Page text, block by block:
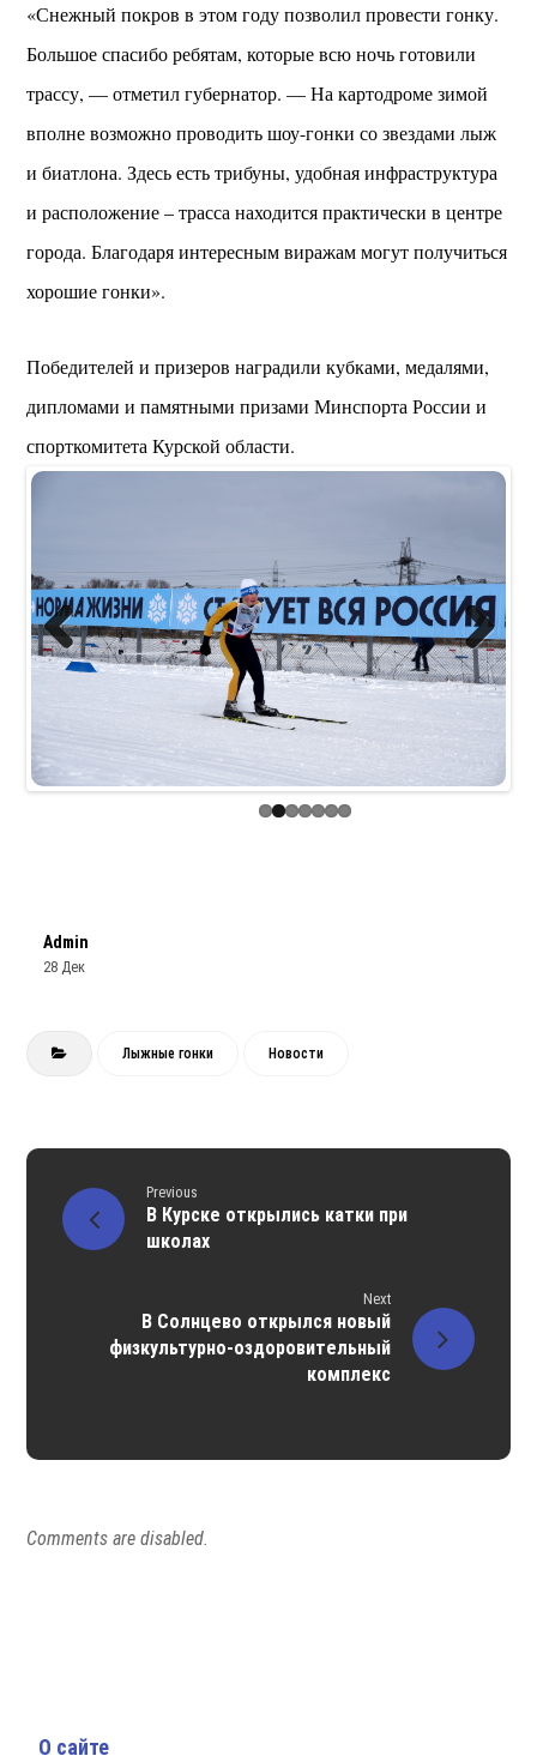
«Снежный покров в этом году позволил провести гонку.
Большое спасибо ребятам, которые всю ночь готовили
трассу, — отметил губернатор. — На картодроме зимой
вполне возможно проводить шоу-гонки со звездами лыж
и биатлона. Здесь есть трибуны, удобная инфраструктура
и расположение – трасса находится практически в центре
города. Благодаря интересным виражам могут получиться
хорошие гонки».
Победителей и призеров наградили кубками, медалями,
дипломами и памятными призами Минспорта России и
спорткомитета Курской области.
Previous Next
Admin
28 Дек
Лыжные гонки Новости
Previous
В Курске открылись катки при
школах
Next
В Солнцево открылся новый
физкультурно-оздоровительный
комплекс
Comments are disabled.
О сайте